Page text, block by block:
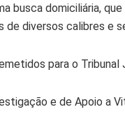
busca domiciliária,
de diversos calibres e
para o Tribunal
e de Apoio a